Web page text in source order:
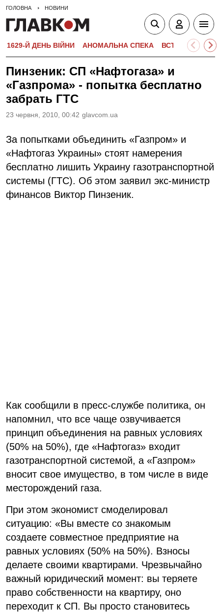
ГОЛОВНА НОВИНИ
1629-Й ДЕНЬ ВІЙНИ АНОМАЛЬНА СПЕКА ВСТУПНА
Пинзеник: СП «Нафтогаза» и
«Газпрома» - попытка бесплатно
забрать ГТС
23 червня, 2010, 00:42 glavcom.ua
За попытками объединить «Газпром» и
«Нафтогаз Украины» стоят намерения
беcплатно лишить Украину газотранспортной
системы (ГТС). Об этом заявил экс-министр
финансов Виктор Пинзеник.
Как сообщили в пресс-службе политика, он
напомнил, что все чаще озвучивается
принцип объединения на равных условиях
(50% на 50%), где «Нафтогаз» входит
газотранспортной системой, а «Газпром»
вносит свое имущество, в том числе в виде
месторождений газа.
При этом экономист смоделировал
ситуацию: «Вы вместе со знакомым
создаете совместное предприятие на
равных условиях (50% на 50%). Взносы
делаете своими квартирами. Чрезвычайно
важный юридический момент: вы теряете
право собственности на квартиру, оно
переходит к СП. Вы просто становитесь